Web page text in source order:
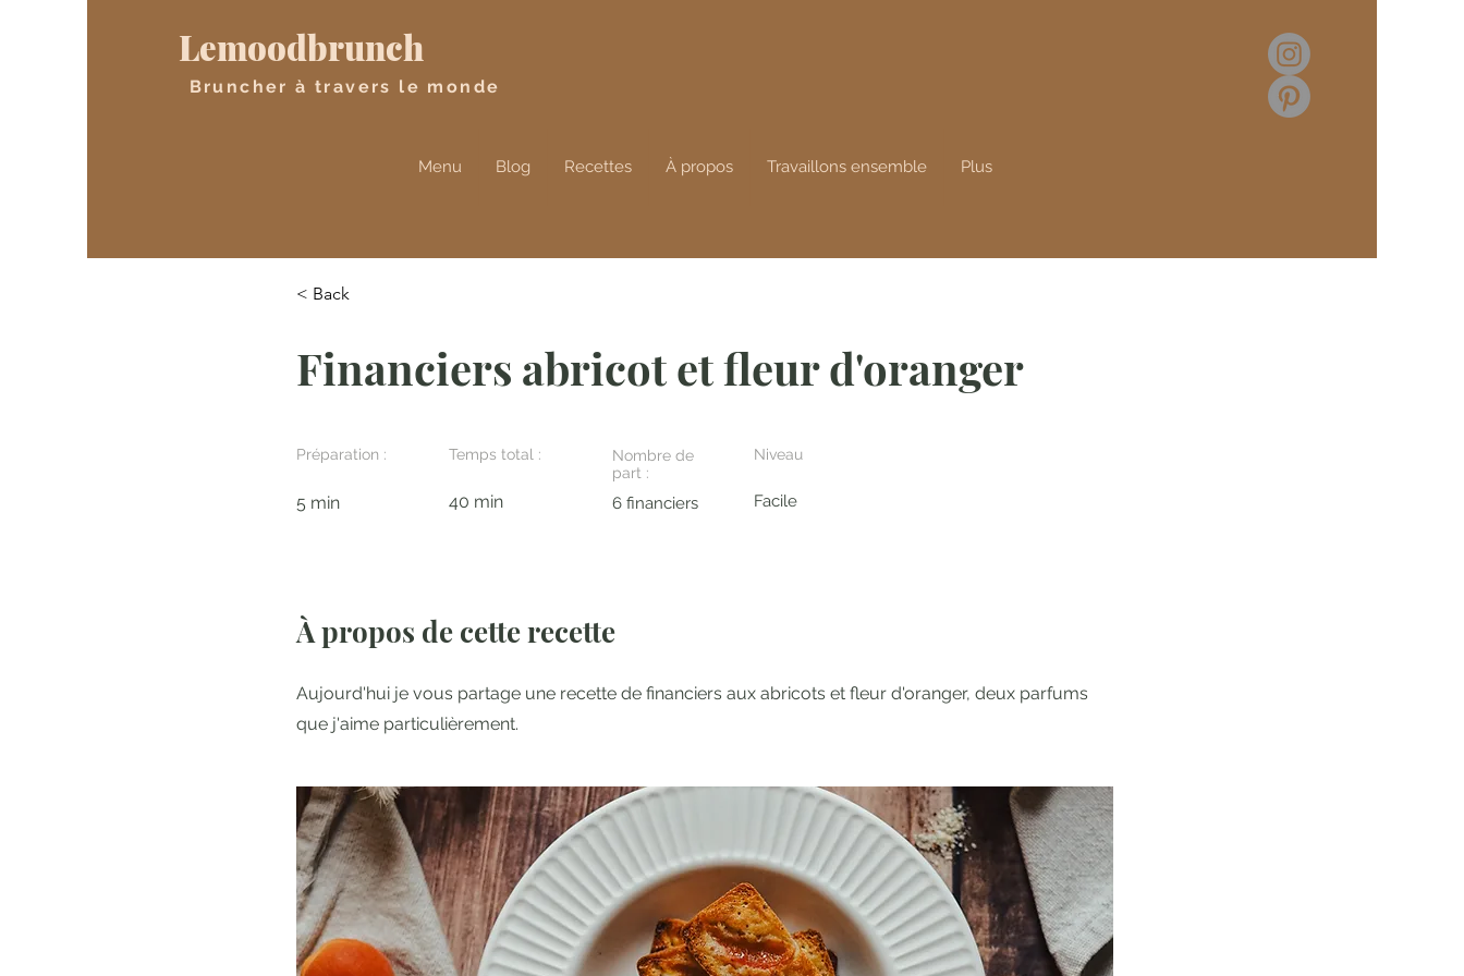
Lemoodbrunch
Bruncher à travers le monde
Menu Blog Recettes À propos Travaillons ensemble Plus
< Back
Financiers abricot et fleur d'oranger
Préparation :
5 min
Temps total :
40 min
Nombre de
part :
6 financiers
Niveau
Facile
À propos de cette recette
Aujourd'hui je vous partage une recette de financiers aux abricots et fleur d'oranger, deux parfums
que j'aime particulièrement.